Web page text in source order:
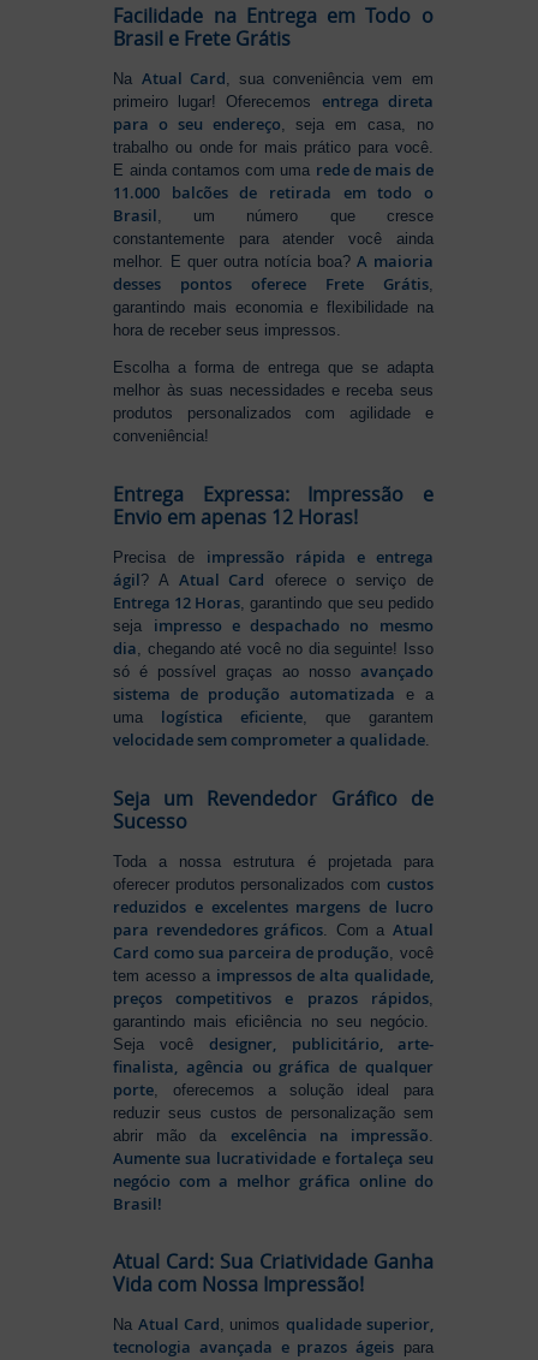
Facilidade na Entrega em Todo o
Brasil e Frete Grátis
Na Atual Card , sua conveniência vem em
primeiro lugar! Oferecemos entrega direta
para o seu endereço , seja em casa, no
trabalho ou onde for mais prático para você.
E ainda contamos com uma rede de mais de
11.000 balcões de retirada em todo o
Brasil , um número que cresce
constantemente para atender você ainda
melhor. E quer outra notícia boa?A maioria
desses pontos oferece Frete Grátis,
garantindo mais economia e flexibilidade na
hora de receber seus impressos.
Escolha a forma de entrega que se adapta
melhor às suas necessidades e receba seus
produtos personalizados com agilidade e
conveniência!
Entrega Expressa: Impressão e
Envio em apenas 12 Horas!
Precisa de impressão rápida e entrega
ágil? A Atual Card oferece o serviço de
Entrega 12 Horas, garantindo que seu pedido
seja impresso e despachado no mesmo
dia, chegando até você no dia seguinte! Isso
só é possível graças ao nosso avançado
sistema de produção automatizada e a
uma logística eficiente, que garantem
velocidade sem comprometer a qualidade.
Seja um Revendedor Gráfico de
Sucesso
Toda a nossa estrutura é projetada para
oferecer produtos personalizados com custos
reduzidos e excelentes margens de lucro
para revendedores gráficos . Com a Atual
Card como sua parceira de produção , você
tem acesso a impressos de alta qualidade,
preços competitivos e prazos rápidos,
garantindo mais eficiência no seu negócio.
Seja vocêdesigner, publicitário, arte-
finalista, agência ou gráfica de qualquer
porte , oferecemos a solução ideal para
reduzir seus custos de personalização sem
abrir mão da excelência na impressão
Aumente sua lucratividade e fortaleça seu
negócio com a melhor gráfica online do
Brasil!
Atual Card: Sua Criatividade Ganha
Vida com Nossa Impressão!
Na Atual Card, unimos qualidade superior,
tecnologia avançada e prazos ágeispara